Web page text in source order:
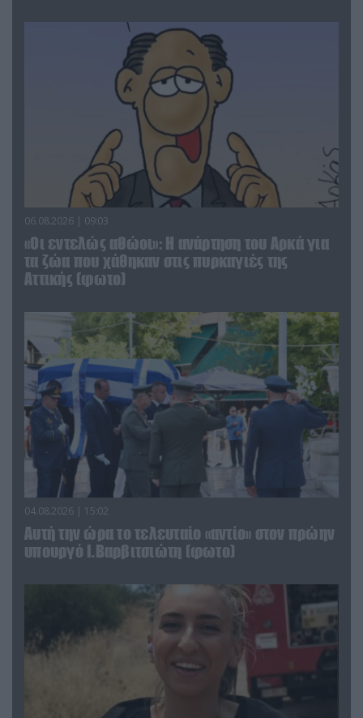
06.08.2026 | 09:03
«Οι εντελώς αθώοι»: Η ανάρτηση του Αρκά για
τα ζώα που χάθηκαν στις πυρκαγιές της
Αττικής (φωτο)
04.08.2026 | 15:02
Αυτή την ώρα το τελευταίο «αντίο» στον πρώην
υπουργό Ι.Βαρβιτσιώτη (φωτο)